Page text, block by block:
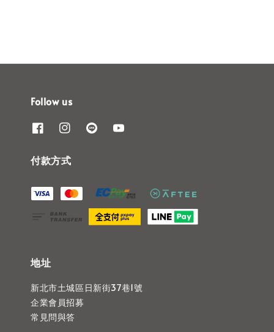
Follow us
付款方式
地址
新北市土城區日新街37巷1號
企業會員招募
常見問與答